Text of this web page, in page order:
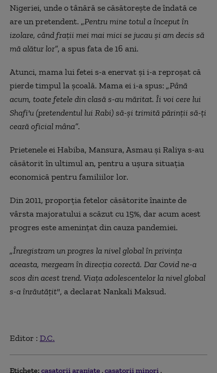
Nigeriei, unde o tânără se căsătorește de îndată ce
are un pretendent. „Pentru mine totul a început în
izolare, când frații mei mai mici se jucau și am decis să
mă alătur lor”, a spus fata de 16 ani.
Atunci, mama lui fetei s-a enervat și i-a reproșat că
pierde timpul la școală. Mama ei i-a spus: „Până
acum, toate fetele din clasă s-au măritat. Îi voi cere lui
Shafi'u (pretendentul lui Rabi) să-și trimită părinții să-ți
ceară oficial mâna”.
Prietenele ei Habiba, Mansura, Asmau și Raliya s-au
căsătorit în ultimul an, pentru a ușura situația
economică pentru familiilor lor.
Din 2011, proporția fetelor căsătorite înainte de
vârsta majoratului a scăzut cu 15%, dar acum acest
progres este amenințat din cauza pandemiei.
„Înregistram un progres la nivel global în privința
aceasta, mergeam în direcția corectă. Dar Covid ne-a
scos din acest trend. Viața adolescentelor la nivel global
s-a înrăutățit", a declarat Nankali Maksud.
Editor : D.C.
Etichete: casatorii aranjate casatorii minori